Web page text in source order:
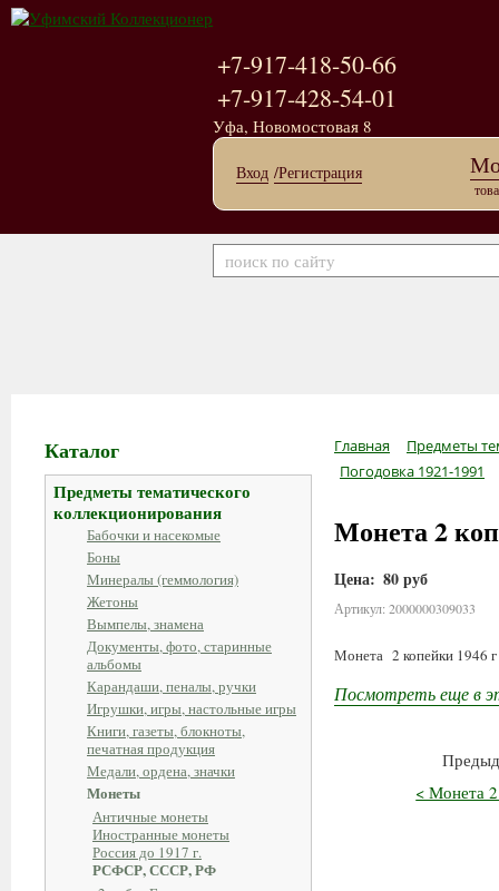
+7-917-418-50-66
+7-917-428-54-01
Уфа, Новомостовая 8
Вход /Регистрация
Каталог
Предметы тематического
коллекционирования
Бабочки и насекомые
Боны
Минералы (геммология)
Жетоны
Вымпелы, знамена
Документы, фото, старинные
альбомы
Карандаши, пеналы, ручки
Игрушки, игры, настольные игры
Книги, газеты, блокноты,
печатная продукция
Медали, ордена, значки
Монеты
Античные монеты
Иностранные монеты
Россия до 1917 г.
РСФСР, СССР, РФ
Главная
Предметы
Погодовка 1921-1991
Монета 2
Цена: 80 руб
Артикул: 2000000309033
Монета 2 копейки 1946 г
Посмотреть еще в
< Монета